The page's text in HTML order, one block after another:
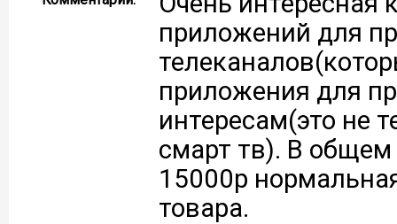
приложений для
приложения для
интересам(это не
смарт тв). В
15000р
товара.